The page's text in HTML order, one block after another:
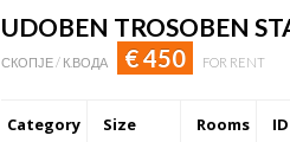
UDOBEN TROSOBEN
СКОПЈЕ / К.ВОДА € 450 FOR RENT
Category
Size
Rooms